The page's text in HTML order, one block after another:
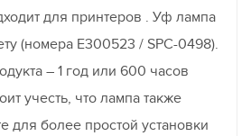
для принтеров . Уф лампа
(номера E300523 / SPC-0498).
– 1 год или 600 часов
учесть, что лампа также
для более простой установки